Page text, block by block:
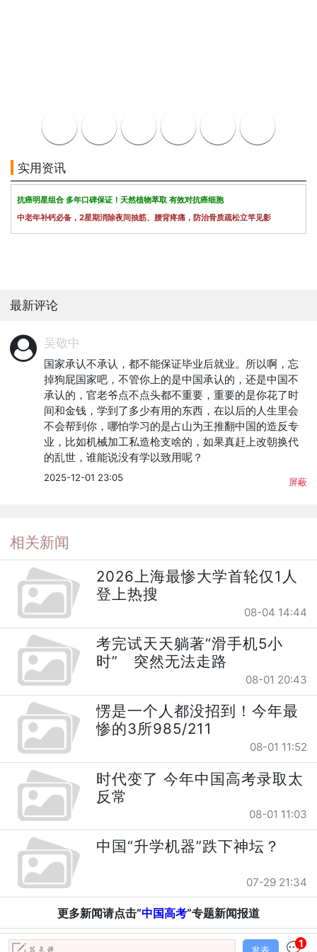
实用资讯
抗癌明星组合 多年口碑保证！天然植物萃取 有效对抗癌细胞
中老年补钙必备，2星期消除夜间抽筋、腰背疼痛，防治骨质疏松立竿见影
最新评论
吴敬中
国家承认不承认，都不能保证毕业后就业。所以啊，忘
掉狗屁国家吧，不管你上的是中国承认的，还是中国不
承认的，官老爷点不点头都不重要，重要的是你花了时
间和金钱，学到了多少有用的东西，在以后的人生里会
不会帮到你，哪怕学习的是占山为王推翻中国的造反专
业，比如机械加工私造枪支啥的，如果真赶上改朝换代
的乱世，谁能说没有学以致用呢？
2025-12-01 23:05 屏蔽
相关新闻
2026上海最惨大学首轮仅1人
登上热搜
08-04 14:44
考完试天天躺著“滑手机5小
时” 突然无法走路
08-01 20:43
愣是一个人都没招到！今年最
惨的3所985/211
08-01 11:52
时代变了 今年中国高考录取太
反常
08-01 11:03
中国“升学机器”跌下神坛？
07-29 21:34
更多新闻请点击“中国高考”专题新闻报道
1